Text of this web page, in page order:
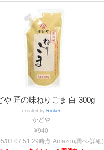
や 匠の味ねりごま 白 300g
created by Rinker
かどや
¥940
03 07:51:29時点 Amazon調べ-詳細)